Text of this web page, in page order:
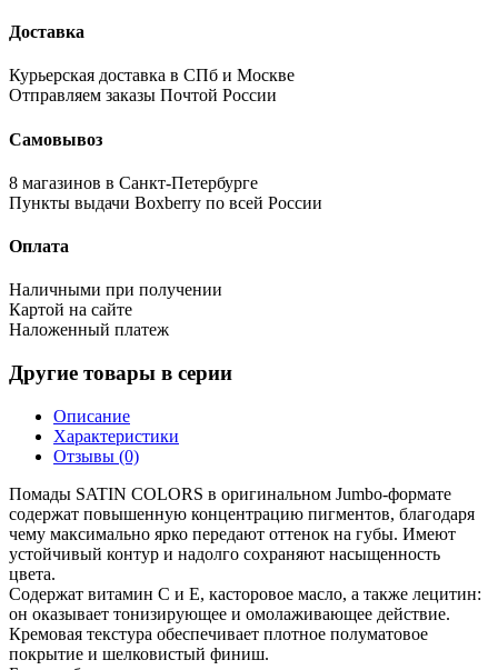
Доставка
Курьерская доставка в СПб и Москве
Отправляем заказы Почтой России
Самовывоз
8 магазинов в Санкт-Петербурге
Пункты выдачи Boxberry по всей России
Оплата
Наличными при получении
Картой на сайте
Наложенный платеж
Другие товары в серии
Описание
Характеристики
Отзывы (0)
Помады SATIN COLORS в оригинальном Jumbo-формате
содержат повышенную концентрацию пигментов, благодаря
чему максимально ярко передают оттенок на губы. Имеют
устойчивый контур и надолго сохраняют насыщенность
цвета.
Содержат витамин С и Е, касторовое масло, а также лецитин:
он оказывает тонизирующее и омолаживающее действие.
Кремовая текстура обеспечивает плотное полуматовое
покрытие и шелковистый финиш.